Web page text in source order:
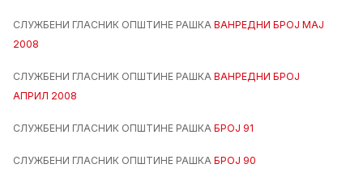
СЛУЖБЕНИ ГЛАСНИК ОПШТИНЕ РАШКА ВАНРЕДНИ БРОЈ МАЈ
2008
СЛУЖБЕНИ ГЛАСНИК ОПШТИНЕ РАШКА ВАНРЕДНИ БРОЈ
АПРИЛ 2008
СЛУЖБЕНИ ГЛАСНИК ОПШТИНЕ РАШКА БРОЈ 91
СЛУЖБЕНИ ГЛАСНИК ОПШТИНЕ РАШКА БРОЈ 90